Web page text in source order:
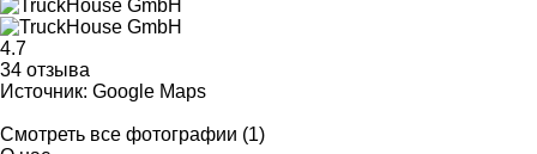
4.7
34 отзыва
Источник: Google Maps
Смотреть все фотографии (1)